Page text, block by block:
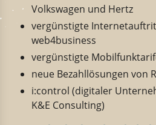
Volkswagen und Hertz
vergünstigte
web4business
vergünstigte
neue Bezahllösungen von
i:control (digitaler
K&E Consulting)